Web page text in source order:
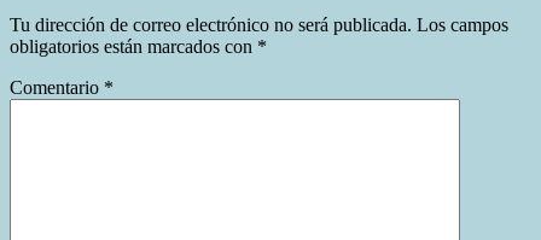
Tu dirección de correo electrónico no será publicada. Los campos
obligatorios están marcados con *
Comentario *